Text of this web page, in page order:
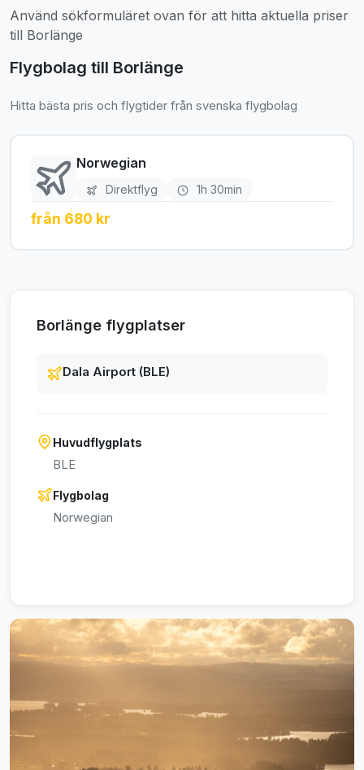
Använd sökformuläret ovan för att hitta aktuella priser
till Borlänge
Flygbolag till Borlänge
Hitta bästa pris och flygtider från svenska flygbolag
Norwegian
Direktflyg 1h 30min
från 680 kr
Borlänge flygplatser
Dala Airport (BLE)
Huvudflygplats
BLE
Flygbolag
Norwegian